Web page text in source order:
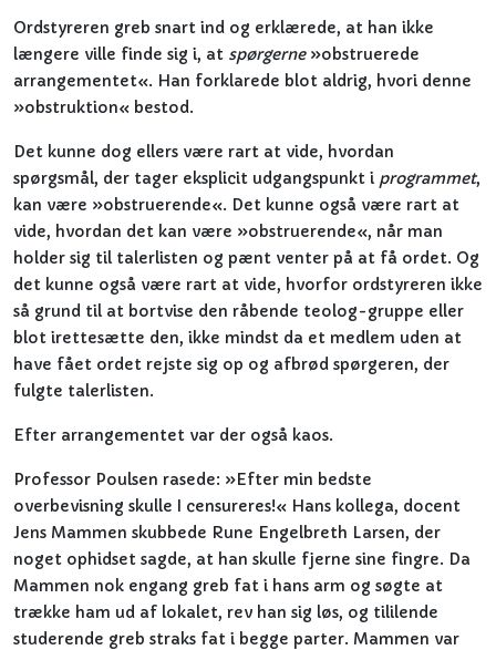
Ordstyreren greb snart ind og erklærede, at han ikke
længere ville finde sig i, at spørgerne»obstruerede
arrangementet«. Han forklarede blot aldrig, hvori denne
»obstruktion« bestod.
Det kunne dog ellers være rart at vide, hvordan
spørgsmål, der tager eksplicit udgangspunkt i programmet,
kan være »obstruerende«. Det kunne også være rart at
vide, hvordan det kan være »obstruerende«, når man
holder sig til talerlisten og pænt venter på at få ordet. Og
det kunne også være rart at vide, hvorfor ordstyreren ikke
så grund til at bortvise den råbende teolog-gruppe eller
blot irettesætte den, ikke mindst da et medlem uden at
have fået ordet rejste sig op og afbrød spørgeren, der
fulgte talerlisten.
Efter arrangementet var der også kaos.
Professor Poulsen rasede: »Efter min bedste
overbevisning skulle I censureres!« Hans kollega, docent
Jens Mammen skubbede Rune Engelbreth Larsen, der
noget ophidset sagde, at han skulle fjerne sine fingre. Da
Mammen nok engang greb fat i hans arm og søgte at
trække ham ud af lokalet, rev han sig løs, og tililende
studerende greb straks fat i begge parter. Mammen var